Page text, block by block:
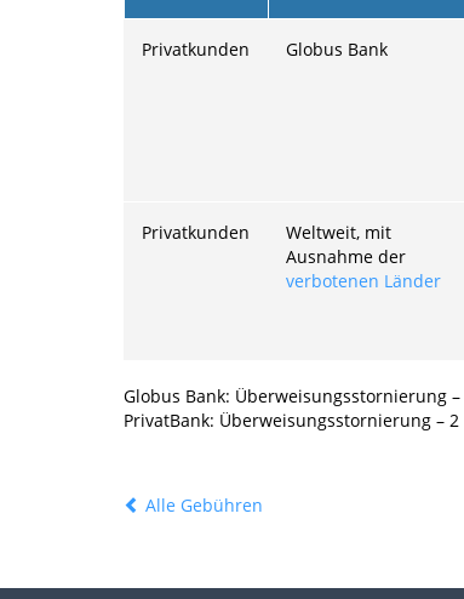
Privatkunden Globus Bank
Privatkunden
Weltweit, mit
Ausnahme der
verbotenen Länder
Globus Bank: Überweisungsstornierung –
PrivatBank: Überweisungsstornierung – 2
Alle Gebühren